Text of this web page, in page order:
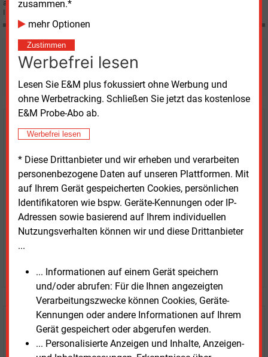
zusammen.*
mehr Optionen
Zustimmen
Werbefrei lesen
Lesen Sie E&M plus fokussiert ohne Werbung und
ohne Werbetracking. Schließen Sie jetzt das kostenlose
E&M Probe-Abo ab.
Werbefrei lesen
* Diese Drittanbieter und wir erheben und verarbeiten
personenbezogene Daten auf unseren Plattformen. Mit
auf Ihrem Gerät gespeicherten Cookies, persönlichen
Identifikatoren wie bspw. Geräte-Kennungen oder IP-
Adressen sowie basierend auf Ihrem individuellen
Nutzungsverhalten können wir und diese Drittanbieter
...
... Informationen auf einem Gerät speichern
und/oder abrufen: Für die Ihnen angezeigten
Verarbeitungszwecke können Cookies, Geräte-
Kennungen oder andere Informationen auf Ihrem
Gerät gespeichert oder abgerufen werden.
... Personalisierte Anzeigen und Inhalte, Anzeigen-
als Kritische Infrastruktur. Im Folgenden finden Sie ständig aktualisierte
Informationen dazu:
Möchten Sie diese und
weitere Nachrichten lesen?
Kaufen Sie den Artikel
erhalten Sie sofort diesen redaktionellen Beitrag für
nur €2.98
Testen SieE&M
kostenlos und
unverbindlich